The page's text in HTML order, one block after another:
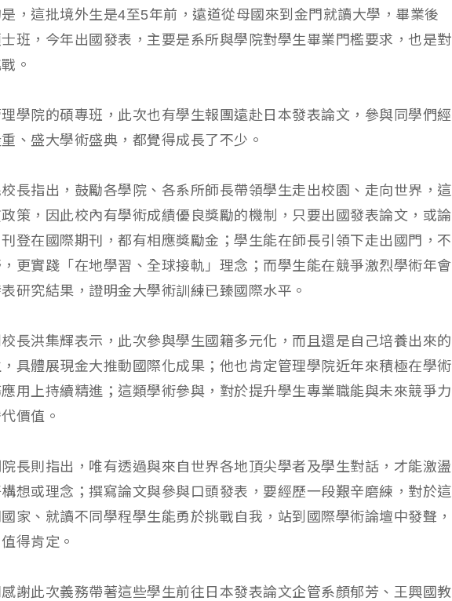
，這批境外生是4至5年前，遠道從母國來到金門就讀大學，畢業後
班，今年出國發表，主要是系所與學院對學生畢業門檻要求，也是對
。
學院的碩專班，此次也有學生報團遠赴日本發表論文，參與同學們經
、盛大學術盛典，都覺得成長了不少。
長指出，鼓勵各學院、各系所師長帶領學生走出校園、走向世界，這
策，因此校內有學術成績優良獎勵的機制，只要出國發表論文，或論
登在國際期刊，都有相應獎勵金；學生能在師長引領下走出國門，不
更實踐「在地學習、全球接軌」理念；而學生能在競爭激烈學術年會
研究結果，證明金大學術訓練已臻國際水平。
長洪集輝表示，此次參與學生國籍多元化，而且還是自己培養出來的
具體展現金大推動國際化成果；他也肯定管理學院近年來積極在學術
用上持續精進；這類學術參與，對於提升學生專業職能與未來競爭力
價值。
長則指出，唯有透過與來自世界各地頂尖學者及學生對話，才能激盪
想或理念；撰寫論文與參與口頭發表，要經歷一段艱辛磨練，對於這
家、就讀不同學程學生能勇於挑戰自我，站到國際學術論壇中發聲，
得肯定。
謝此次義務帶著這些學生前往日本發表論文企管系顏郁芳、王興國教